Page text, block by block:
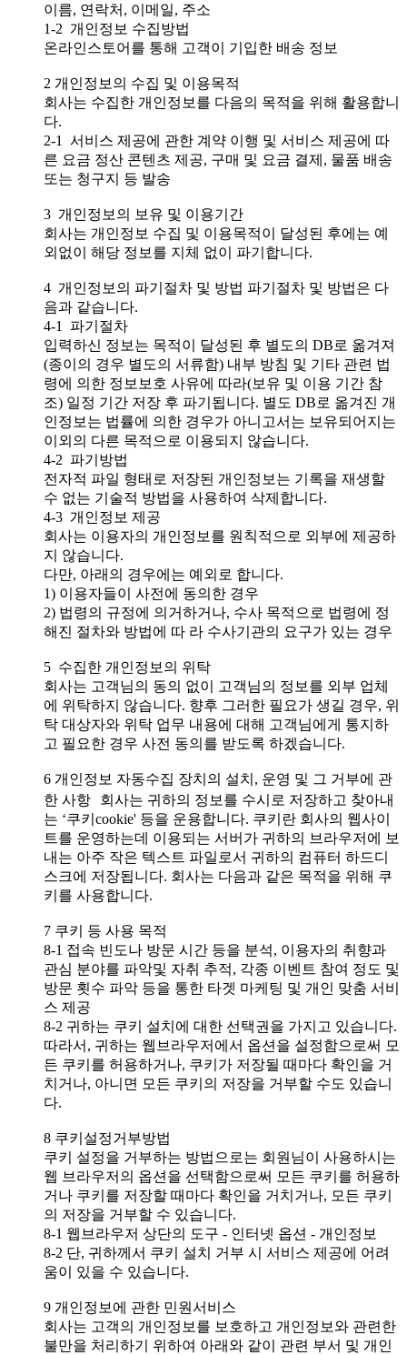
이름, 연락처, 이메일, 주소
1-2 개인정보 수집방법
온라인스토어를 통해 고객이 기입한 배송 정보
2 개인정보의 수집 및 이용목적
회사는 수집한 개인정보를 다음의 목적을 위해 활용합니
다.
2-1 서비스 제공에 관한 계약 이행 및 서비스 제공에 따
른 요금 정산 콘텐츠 제공, 구매 및 요금 결제, 물품 배송
또는 청구지 등 발송
3 개인정보의 보유 및 이용기간
회사는 개인정보 수집 및 이용목적이 달성된 후에는 예
외없이 해당 정보를 지체 없이 파기합니다.
4 개인정보의 파기절차 및 방법 파기절차 및 방법은 다
음과 같습니다.
4-1 파기절차
입력하신 정보는 목적이 달성된 후 별도의 DB로 옮겨져
(종이의 경우 별도의 서류함) 내부 방침 및 기타 관련 법
령에 의한 정보보호 사유에 따라(보유 및 이용 기간 참
조) 일정 기간 저장 후 파기됩니다. 별도 DB로 옮겨진 개
인정보는 법률에 의한 경우가 아니고서는 보유되어지는
이외의 다른 목적으로 이용되지 않습니다.
4-2 파기방법
전자적 파일 형태로 저장된 개인정보는 기록을 재생할
수 없는 기술적 방법을 사용하여 삭제합니다.
4-3 개인정보 제공
회사는 이용자의 개인정보를 원칙적으로 외부에 제공하
지 않습니다.
다만, 아래의 경우에는 예외로 합니다.
1) 이용자들이 사전에 동의한 경우
2) 법령의 규정에 의거하거나, 수사 목적으로 법령에 정
해진 절차와 방법에 따 라 수사기관의 요구가 있는 경우
5 수집한 개인정보의 위탁
회사는 고객님의 동의 없이 고객님의 정보를 외부 업체
에 위탁하지 않습니다. 향후 그러한 필요가 생길 경우, 위
탁 대상자와 위탁 업무 내용에 대해 고객님에게 통지하
고 필요한 경우 사전 동의를 받도록 하겠습니다.
6 개인정보 자동수집 장치의 설치, 운영 및 그 거부에 관
한 사항 회사는 귀하의 정보를 수시로 저장하고 찾아내
는 ‘쿠키cookie' 등을 운용합니다. 쿠키란 회사의 웹사이
트를 운영하는데 이용되는 서버가 귀하의 브라우저에 보
내는 아주 작은 텍스트 파일로서 귀하의 컴퓨터 하드디
스크에 저장됩니다. 회사는 다음과 같은 목적을 위해 쿠
키를 사용합니다.
7 쿠키 등 사용 목적
8-1 접속 빈도나 방문 시간 등을 분석, 이용자의 취향과
관심 분야를 파악및 자취 추적, 각종 이벤트 참여 정도 및
방문 횟수 파악 등을 통한 타겟 마케팅 및 개인 맞춤 서비
스 제공
8-2 귀하는 쿠키 설치에 대한 선택권을 가지고 있습니다.
따라서, 귀하는 웹브라우저에서 옵션을 설정함으로써 모
든 쿠키를 허용하거나, 쿠키가 저장될 때마다 확인을 거
치거나, 아니면 모든 쿠키의 저장을 거부할 수도 있습니
다.
8 쿠키설정거부방법
쿠키 설정을 거부하는 방법으로는 회원님이 사용하시는
웹 브라우저의 옵션을 선택함으로써 모든 쿠키를 허용하
거나 쿠키를 저장할 때마다 확인을 거치거나, 모든 쿠키
의 저장을 거부할 수 있습니다.
8-1 웹브라우저 상단의 도구 - 인터넷 옵션 - 개인정보
8-2 단, 귀하께서 쿠키 설치 거부 시 서비스 제공에 어려
움이 있을 수 있습니다.
9 개인정보에 관한 민원서비스
회사는 고객의 개인정보를 보호하고 개인정보와 관련한
불만을 처리하기 위하여 아래와 같이 관련 부서 및 개인